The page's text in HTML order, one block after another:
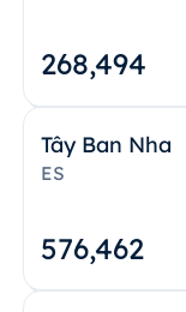
268,495
Tây Ban Nha
ES
576,463